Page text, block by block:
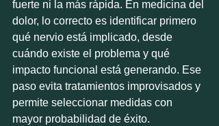
fuerte ni la más rápida. En medicina del
dolor, lo correcto es identificar primero
qué nervio está implicado, desde
cuándo existe el problema y qué
impacto funcional está generando. Ese
paso evita tratamientos improvisados y
permite seleccionar medidas con
mayor probabilidad de éxito.